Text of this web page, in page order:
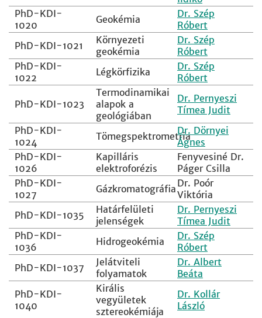
PhD-KDI-
1020
Geokémia
Dr. Szép
Róbert
PhD-KDI-1021
Környezeti
geokémia
Dr. Szép
Róbert
PhD-KDI-
1022
Légkörfizika
Dr. Szép
Róbert
PhD-KDI-1023
Termodinamikai
alapok a
geológiában
Dr. Pernyeszi
Tímea Judit
PhD-KDI-
1024
TömegspektrometriaDr. Dörnyei
Ágnes
PhD-KDI-
1026
Kapilláris
elektroforézis
Fenyvesiné Dr.
Páger Csilla
PhD-KDI-
1027
Gázkromatográfia Dr. Poór
Viktória
PhD-KDI-1035
Határfelületi
jelenségek
Dr. Pernyeszi
Tímea Judit
PhD-KDI-
1036
Hidrogeokémia
Dr. Szép
Róbert
PhD-KDI-1037
Jelátviteli
folyamatok
Dr. Albert
Beáta
PhD-KDI-
1040
Királis
vegyületek
sztereokémiája
Dr. Kollár
László